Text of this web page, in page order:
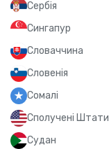
Сербія
Сингапур
Словаччина
Словенія
Сомалі
Сполучені Штати
Судан